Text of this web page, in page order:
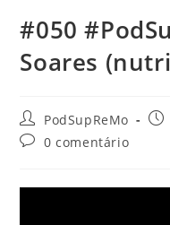
#050
Soares
Autor
do
post:
PodSupReMo
Post
Comentários
0 comentário